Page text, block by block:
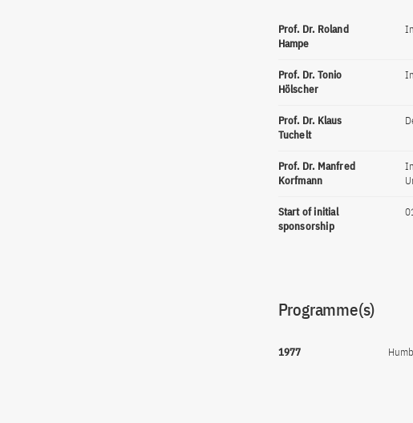
Prof. Dr. Roland
Hampe
Prof. Dr. Tonio
Hölscher
Prof. Dr. Klaus
Tuchelt
Prof. Dr. Manfred
Korfmann
Start of initial
sponsorship
Programme(s)
1977